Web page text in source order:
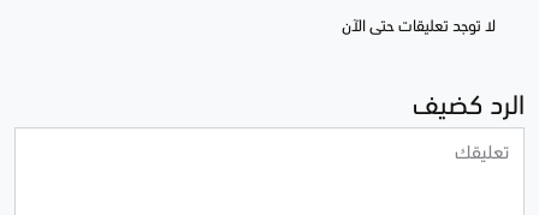
لا توجد تعليقات حتى الآن
الرد كضيف